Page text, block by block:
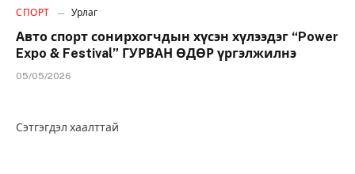
СПОРТ Урлаг
Авто спорт сонирхогчдын хүсэн хүлээдэг “Power
Expo & Festival” ГУРВАН ӨДӨР үргэлжилнэ
05/05/2026
Сэтгэгдэл хаалттай